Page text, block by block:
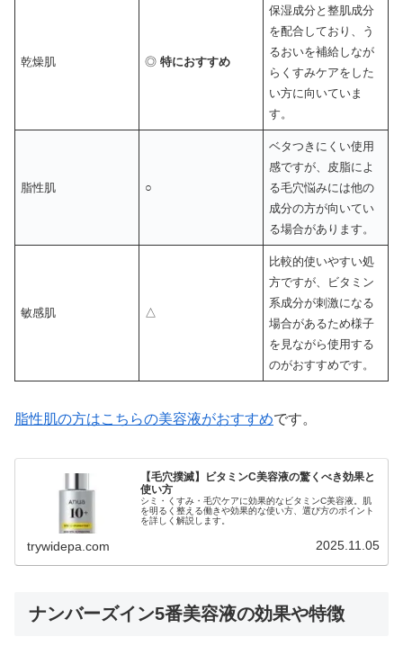
乾燥肌 ◎特におすすめ
保湿成分と整肌成分
を配合しており、う
るおいを補給しなが
らくすみケアをした
い方に向いていま
す。
脂性肌 ○
ベタつきにくい使用
感ですが、皮脂によ
る毛穴悩みには他の
成分の方が向いてい
る場合があります。
敏感肌 △
比較的使いやすい処
方ですが、ビタミン
系成分が刺激になる
場合があるため様子
を見ながら使用する
のがおすすめです。
脂性肌の方はこちらの美容液がおすすめです。
【毛穴撲滅】ビタミンC美容液の驚くべき効果と
使い方
シミ・くすみ・毛穴ケアに効果的なビタミンC美容液。肌
を明るく整える働きや効果的な使い方、選び方のポイント
を詳しく解説します。
trywidepa.com 2025.11.05
ナンバーズイン5番美容液の効果や特徴